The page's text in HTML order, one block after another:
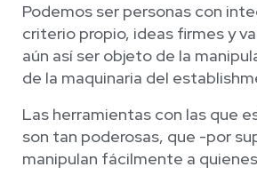
Podemos ser personas con
criterio propio, ideas firmes y
aún así ser objeto de la
de la maquinaria del
Las herramientas con las que
son tan poderosas, que -por
manipulan fácilmente a